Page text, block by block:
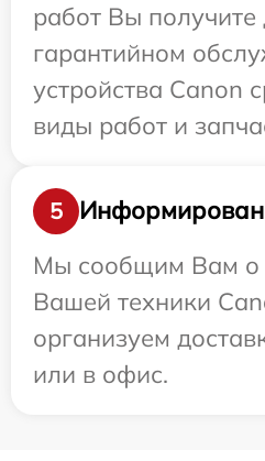
работ Вы получите
гарантийном
устройства Canon
виды работ и
5
Мы сообщим Вам о
Вашей техники
организуем
или в офис.